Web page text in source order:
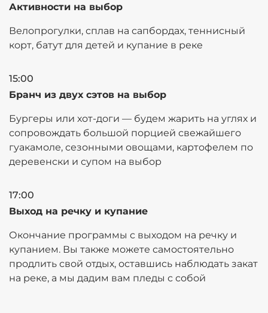
Активности на выбор
Велопрогулки, сплав на сапбордах, теннисный
корт, батут для детей и купание в реке
15:00
Бранч из двух сэтов на выбор
Бургеры или хот-доги — будем жарить на углях и
сопровождать большой порцией свежайшего
гуакамоле, сезонными овощами, картофелем по
деревенски и супом на выбор
17:00
Выход на речку и купание
Окончание программы с выходом на речку и
купанием. Вы также можете самостоятельно
продлить свой отдых, оставшись наблюдать закат
на реке, а мы дадим вам пледы с собой